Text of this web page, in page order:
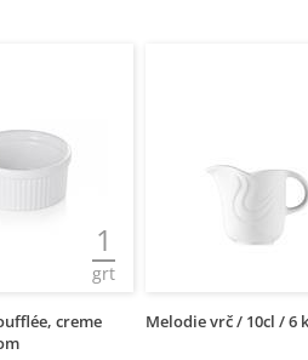
creme
Melodie vrč / 10cl / 6 kom